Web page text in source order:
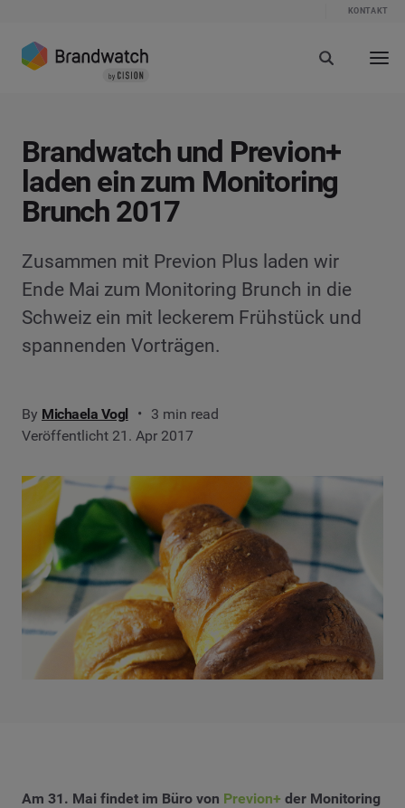
KONTAKT
Brandwatch und Previon+
laden ein zum Monitoring
Brunch 2017
Zusammen mit Previon Plus laden wir
Ende Mai zum Monitoring Brunch in die
Schweiz ein mit leckerem Frühstück und
spannenden Vorträgen.
By Michaela Vogl
3 min read
Veröffentlicht 21. Apr 2017
Am 31. Mai findet im Büro von Previon+ der Monitoring